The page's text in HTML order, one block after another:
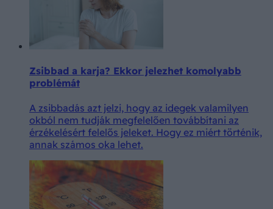
Zsibbad a karja? Ekkor jelezhet komolyabb
problémát
A zsibbadás azt jelzi, hogy az idegek valamilyen
okból nem tudják megfelelően továbbítani az
érzékelésért felelős jeleket. Hogy ez miért történik,
annak számos oka lehet.